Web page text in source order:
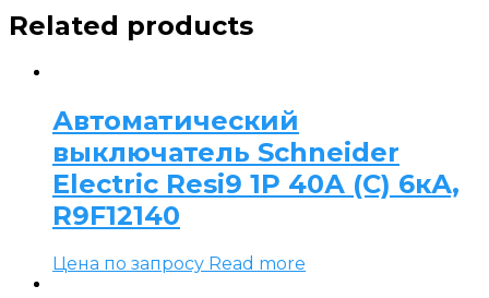
Related products
Автоматический
выключатель Schneider
Electric Resi9 1P 40А (C) 6кА,
R9F12140
Цена по запросу Read more